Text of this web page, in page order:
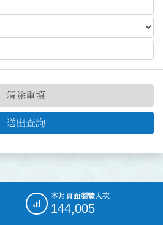
送出查詢
清除重填
本月頁面瀏覽人次
144,005